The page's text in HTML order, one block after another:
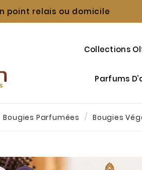
point relais ou domicile
Collections
Parfums
Bougies Parfumées Bougies